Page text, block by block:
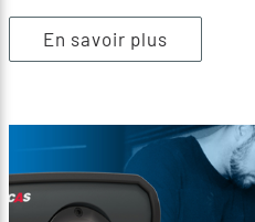
En savoir plus